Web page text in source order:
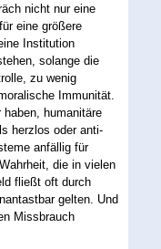
nicht nur eine
eine größere
Institution
solange die
zu wenig
Immunität.
humanitäre
herzlos oder anti-
anfällig für
die in vielen
fließt oft durch
gelten. Und
Missbrauch